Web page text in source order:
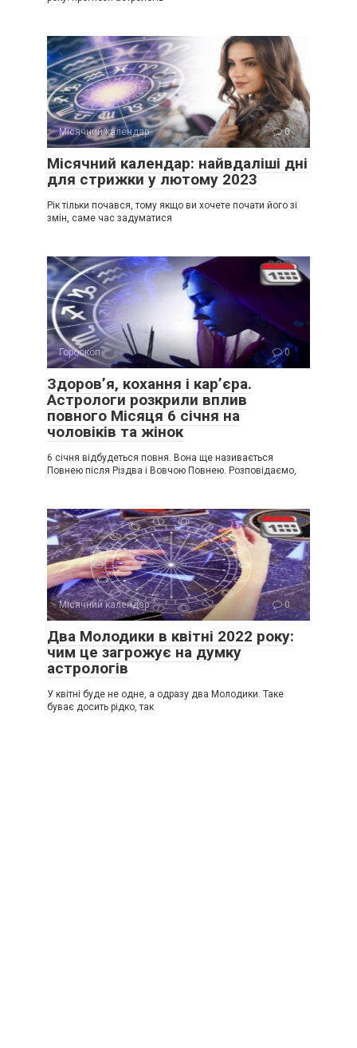
Місячний календар 0
Місячний календар: найвдаліші дні
для стрижки у лютому 2023
Рік тільки почався, тому якщо ви хочете почати його зі
змін, саме час задуматися
Гороскоп 0
Здоров’я, кохання і кар’єра.
Астрологи розкрили вплив
повного Місяця 6 січня на
чоловіків та жінок
6 січня відбудеться повня. Вона ще називається
Повнею після Різдва і Вовчою Повнею. Розповідаємо,
Місячний календар 0
Два Молодики в квітні 2022 року:
чим це загрожує на думку
астрологів
У квітні буде не одне, а одразу два Молодики. Таке
буває досить рідко, так